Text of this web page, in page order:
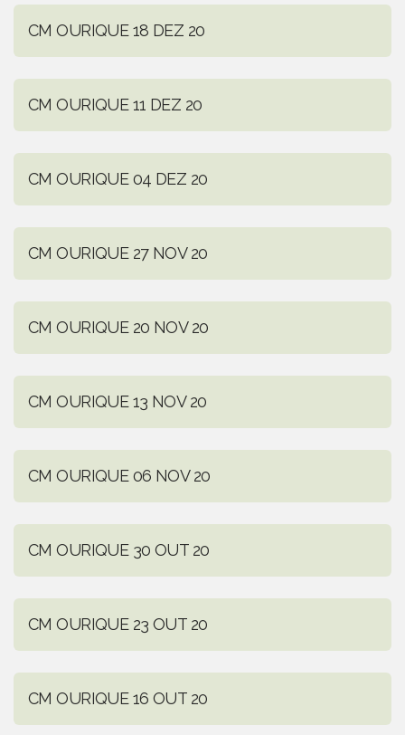
CM OURIQUE 18 DEZ 20
CM OURIQUE 11 DEZ 20
CM OURIQUE 04 DEZ 20
CM OURIQUE 27 NOV 20
CM OURIQUE 20 NOV 20
CM OURIQUE 13 NOV 20
CM OURIQUE 06 NOV 20
CM OURIQUE 30 OUT 20
CM OURIQUE 23 OUT 20
CM OURIQUE 16 OUT 20